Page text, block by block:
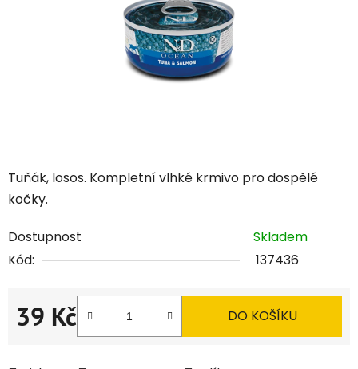
Tuňák, losos. Kompletní vlhké krmivo pro dospělé
kočky.
Dostupnost
Skladem
Kód:
137436
39 Kč
Měrná cena:
DO KOŠÍKU